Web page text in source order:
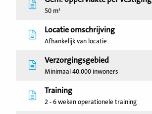
50 m²
Locatie omschrijving
Afhankelijk van locatie
Verzorgingsgebied
Minimaal 40.000 inwoners
Training
2 - 6 weken operationele training